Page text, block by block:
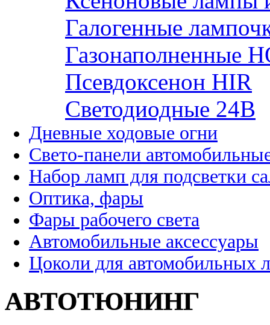
Галогенные
Газонаполненные
Псевдоксенон HIR
Cветодиодные 24B
Дневные ходовые огни
Свето-панели
Набор ламп для подсветки
Оптика, фары
Фары рабочего света
Автомобильные аксессуары
Цоколи для автомобильных
АВТОТЮНИНГ